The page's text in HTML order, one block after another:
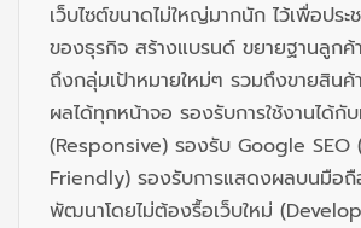
เว็บไซต์ขนาดไม่ใหญ่มากนัก ไว้เพื่อปร
ของธุรกิจ สร้างแบรนด์ ขยายฐานลูกค้
ถึงกลุ่มเป้าหมายใหม่ๆ รวมถึงขายสิน
ผลได้ทุกหน้าจอ รองรับการใช้งานได้
(Responsive) รองรับ Google SEO
Friendly) รองรับการแสดงผลบนมือถื
พัฒนาโดยไม่ต้องรื้อเว็บใหม่